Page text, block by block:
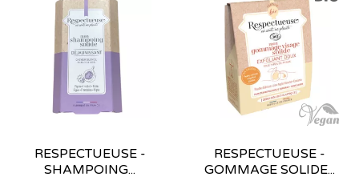
RESPECTUEUSE -
SHAMPOING...
RESPECTUEUSE -
GOMMAGE SOLIDE...